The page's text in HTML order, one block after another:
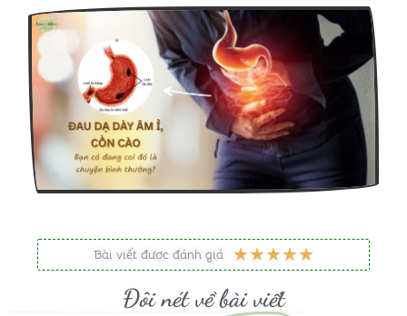
Bài viết được đánh giá ★★★★★5
Đôi nét về bài viết